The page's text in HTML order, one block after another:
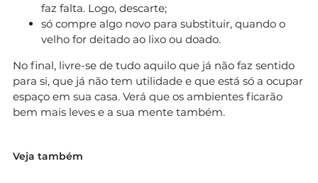
faz falta. Logo, descarte;
só compre algo novo para substituir, quando o
velho for deitado ao lixo ou doado.
No final, livre-se de tudo aquilo que já não faz sentido
para si, que já não tem utilidade e que está só a ocupar
espaço em sua casa. Verá que os ambientes ficarão
bem mais leves e a sua mente também.
Veja também